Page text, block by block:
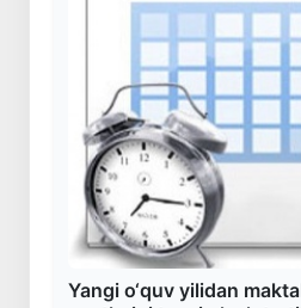
Yangi o‘quv yilidan